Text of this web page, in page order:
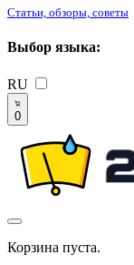
Статьи, обзоры, советы
Выбор языка:
RU
0
Корзина пуста.